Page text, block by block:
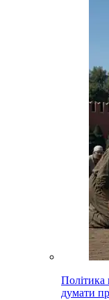
Політика
думати